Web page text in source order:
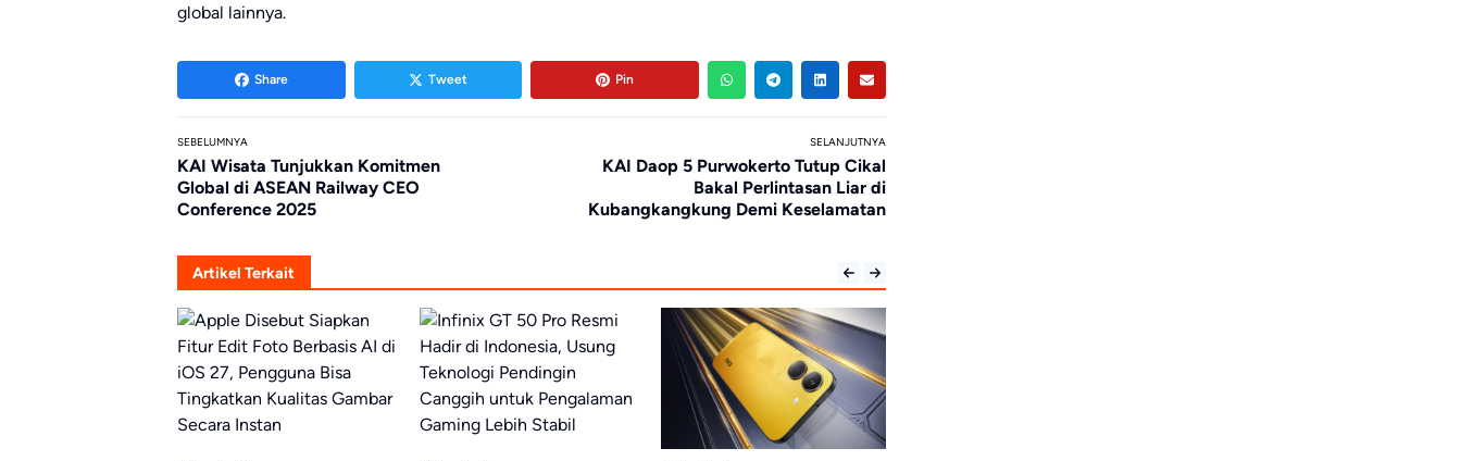
global lainnya.
Share Tweet Pin
SEBELUMNYA
KAI Wisata Tunjukkan Komitmen
Global di ASEAN Railway CEO
Conference 2025
SELANJUTNYA
KAI Daop 5 Purwokerto Tutup Cikal
Bakal Perlintasan Liar di
Kubangkangkung Demi Keselamatan
Artikel Terkait